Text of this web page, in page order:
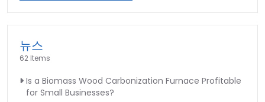
뉴스
62 Items
Is a Biomass Wood Carbonization Furnace Profitable
for Small Businesses?